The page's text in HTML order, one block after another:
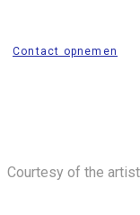
Contact opnemen
Courtesy of the